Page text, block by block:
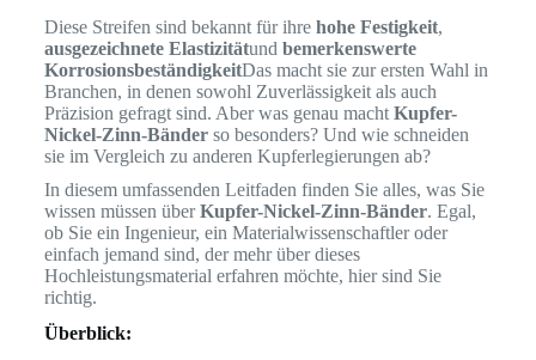
Diese Streifen sind bekannt für ihre hohe Festigkeit,
ausgezeichnete Elastizitätund bemerkenswerte
KorrosionsbeständigkeitDas macht sie zur ersten Wahl in
Branchen, in denen sowohl Zuverlässigkeit als auch
Präzision gefragt sind. Aber was genau macht Kupfer-
Nickel-Zinn-Bänderso besonders? Und wie schneiden
sie im Vergleich zu anderen Kupferlegierungen ab?
In diesem umfassenden Leitfaden finden Sie alles, was Sie
wissen müssen überKupfer-Nickel-Zinn-Bänder. Egal,
ob Sie ein Ingenieur, ein Materialwissenschaftler oder
einfach jemand sind, der mehr über dieses
Hochleistungsmaterial erfahren möchte, hier sind Sie
richtig.
Überblick: